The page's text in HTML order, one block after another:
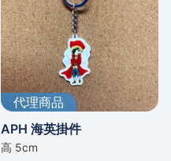
代理商品
APH 海英掛件
高 5cm